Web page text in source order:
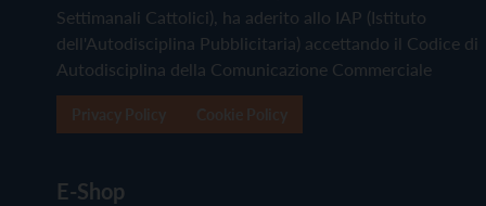
Settimanali Cattolici), ha aderito allo IAP (Istituto
dell'Autodisciplina Pubblicitaria) accettando il Codice di
Autodisciplina della Comunicazione Commerciale
E-Shop